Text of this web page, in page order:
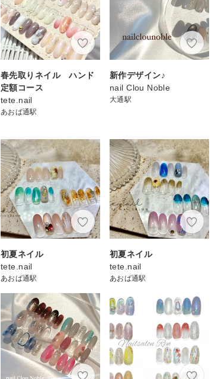
春先取りネイル ハンド
定額コース
tete.nail
あおば通駅
新作デザイン♪
nail Clou Noble
大通駅
初夏ネイル
tete.nail
あおば通駅
初夏ネイル
tete.nail
あおば通駅